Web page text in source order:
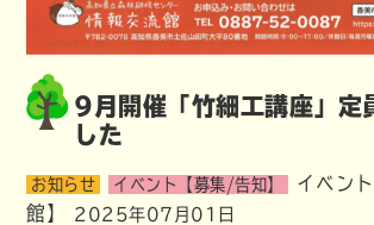
9月開催「竹細工講座」定
した
お知らせ イベント【募集/告知】
イベン
館】
2025年07月01日